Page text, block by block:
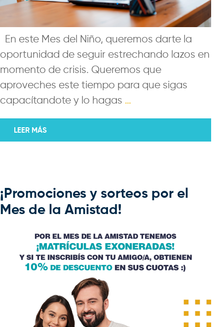
En este Mes del Niño, queremos darte la
oportunidad de seguir estrechando lazos en
momento de crisis. Queremos que
aproveches este tiempo para que sigas
capacítandote y lo hagas …
LEER MÁS
¡Promociones y sorteos por el
Mes de la Amistad!